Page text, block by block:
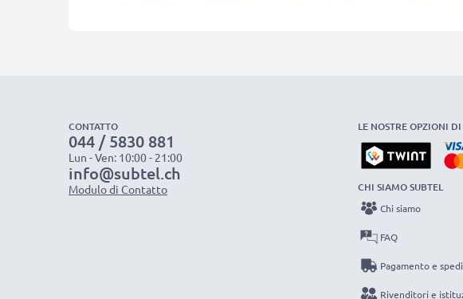
CONTATTO
044 / 5830 881
Lun - Ven: 10:00 - 21:00
info@subtel.ch
Modulo di Contatto
LE NOSTRE OPZIONI
CHI SIAMO SUBTEL
Chi siamo
FAQ
Pagamento e
Rivenditori e